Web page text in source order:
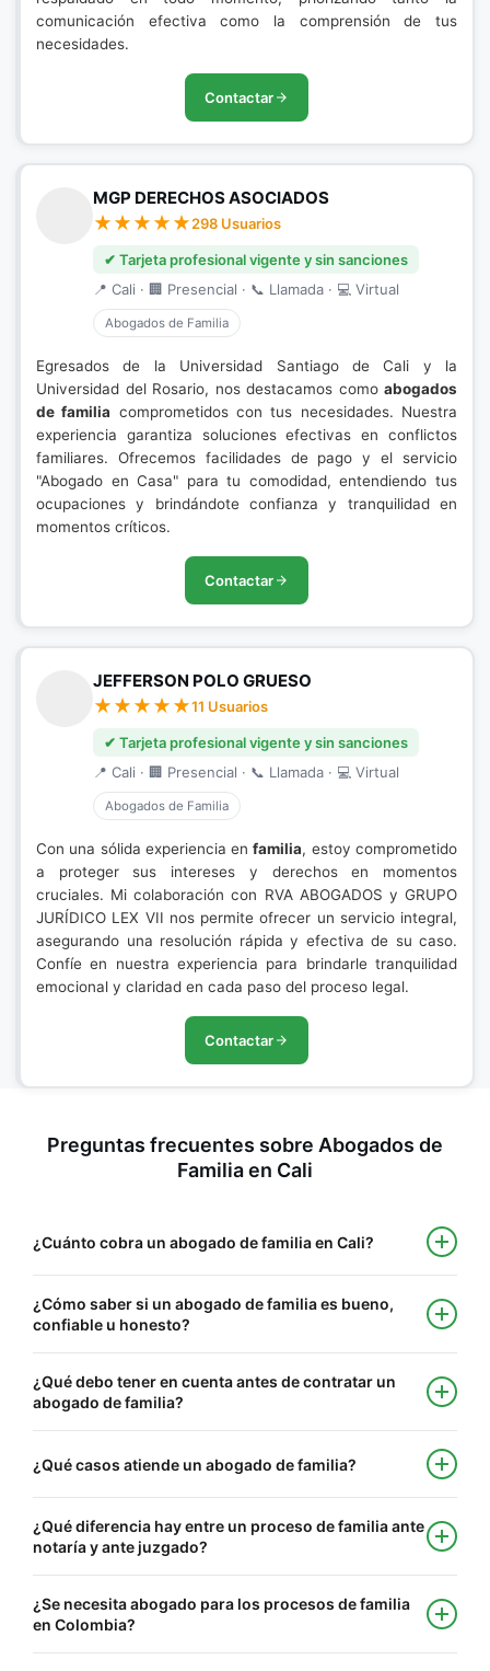
comunicación efectiva como la comprensión de tus
necesidades.
Contactar
MGP DERECHOS ASOCIADOS
298 Usuarios
✔ Tarjeta profesional vigente y sin sanciones
📍 Cali · 🏢 Presencial · 📞 Llamada · 💻 Virtual
Abogados de Familia
Egresados de la Universidad Santiago de Cali y la
Universidad del Rosario, nos destacamos como abogados
de familia comprometidos con tus necesidades. Nuestra
experiencia garantiza soluciones efectivas en conflictos
familiares. Ofrecemos facilidades de pago y el servicio
"Abogado en Casa" para tu comodidad, entendiendo tus
ocupaciones y brindándote confianza y tranquilidad en
momentos críticos.
Contactar
JEFFERSON POLO GRUESO
11 Usuarios
✔ Tarjeta profesional vigente y sin sanciones
📍 Cali · 🏢 Presencial · 📞 Llamada · 💻 Virtual
Abogados de Familia
Con una sólida experiencia enfamilia, estoy comprometido
a proteger sus intereses y derechos en momentos
cruciales. Mi colaboración con RVA ABOGADOS y GRUPO
JURÍDICO LEX VII nos permite ofrecer un servicio integral,
asegurando una resolución rápida y efectiva de su caso.
Confíe en nuestra experiencia para brindarle tranquilidad
emocional y claridad en cada paso del proceso legal.
Contactar
Preguntas frecuentes sobre Abogados de
Familia en Cali
¿Cuánto cobra un abogado de familia en Cali?
¿Cómo saber si un abogado de familia es bueno,
confiable u honesto?
¿Qué debo tener en cuenta antes de contratar un
abogado de familia?
¿Qué casos atiende un abogado de familia?
¿Qué diferencia hay entre un proceso de familia ante
notaría y ante juzgado?
¿Se necesita abogado para los procesos de familia
en Colombia?